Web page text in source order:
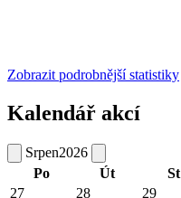
Zobrazit podrobnější statistiky
Kalendář akcí
Srpen2026
Po
Út St
27
28 29